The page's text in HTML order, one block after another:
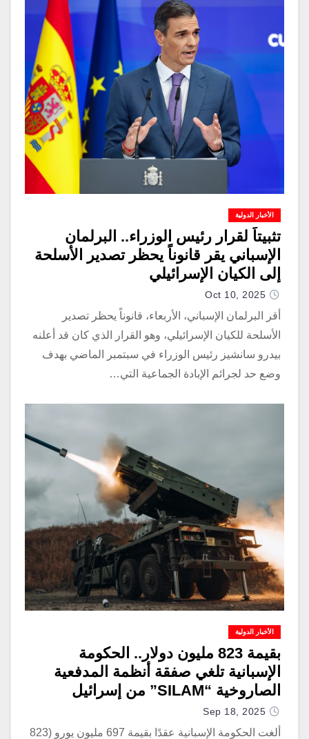
الأخبار الدولية
تثبيتاً لقرار رئيس الوزراء.. البرلمان
الإسباني يقر قانوناً يحظر تصدير الأسلحة
إلى الكيان الإسرائيلي
Oct 10, 2025
أقر البرلمان الإسباني، الأربعاء، قانوناً يحظر تصدير
الأسلحة للكيان الإسرائيلي، وهو القرار الذي كان قد أعلنه
بيدرو سانشيز رئيس الوزراء في سبتمبر الماضي بهدف
وضع حد لجرائم الإبادة الجماعية التي…
الأخبار الدولية
بقيمة 823 مليون دولار.. الحكومة
الإسبانية تلغي صفقة أنظمة المدفعية
الصاروخية “SILAM” من إسرائيل
Sep 18, 2025
ألغت الحكومة الإسبانية عقدًا بقيمة 697 مليون يورو (823